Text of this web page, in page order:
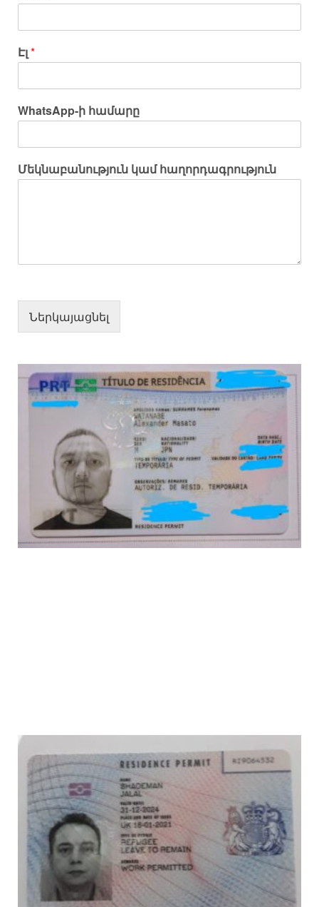
Էլ*
WhatsApp-ի համարը
Մեկնաբանություն կամ հաղորդագրություն
Ներկայացնել